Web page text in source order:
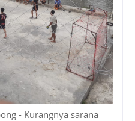
- Kurangnya sarana